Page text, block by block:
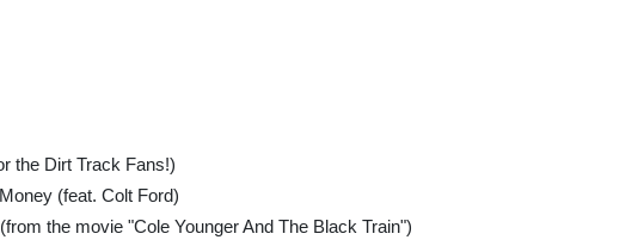
the Dirt Track Fans!)
(feat. Colt Ford)
the movie "Cole Younger And The Black Train")